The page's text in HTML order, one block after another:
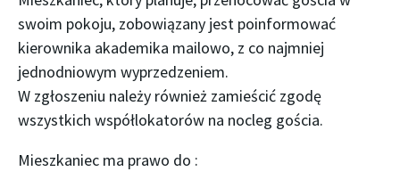
swoim pokoju, zobowiązany jest poinformować
kierownika akademika mailowo, z co najmniej
jednodniowym wyprzedzeniem.
W zgłoszeniu należy również zamieścić zgodę
wszystkich współlokatorów na nocleg gościa.
Mieszkaniec ma prawo do :